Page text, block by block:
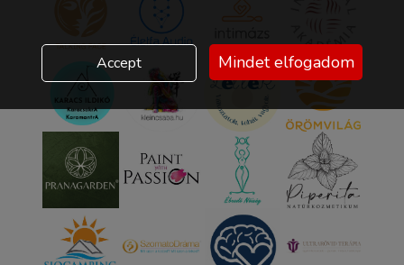
Accept Mindet elfogadom